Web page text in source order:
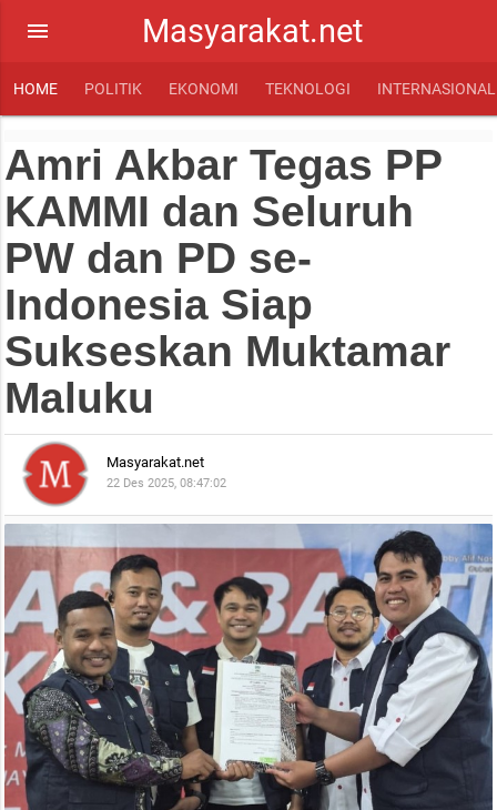
Masyarakat.net
menu
HOME POLITIK EKONOMI TEKNOLOGI INTERNASIONAL
Amri Akbar Tegas PP
KAMMI dan Seluruh
PW dan PD se-
Indonesia Siap
Sukseskan Muktamar
Maluku
Masyarakat.net
22 Des 2025, 08:47:02